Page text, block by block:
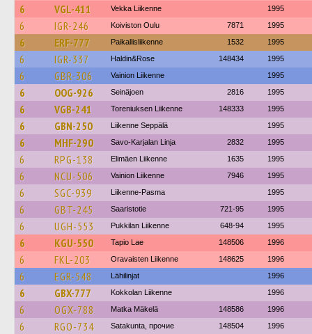
6 VGL-411 Vekka Liikenne 1995
6 IGR-246 Koiviston Oulu 7871 1995
6 ERF-777 Paikallisliikenne 1532 1995
6 IGR-337 Haldin&Rose 148434 1995
6 GBR-306 Vainion Liikenne 1995
6 OOG-926 Seinäjoen 2816 1995
6 VGB-241 Toreniuksen Liikenne 148333 1995
6 GBN-250 Liikenne Seppälä 1995
6 MHF-290 Savo-Karjalan Linja 2832 1995
6 RPG-138 Elimäen Liikenne 1635 1995
6 NCU-506 Vainion Liikenne 7946 1995
6 SGC-939 Liikenne-Pasma 1995
6 GBT-245 Saaristotie 721-95 1995
6 UGH-553 Pukkilan Liikenne 648-94 1995
6 KGU-550 Tapio Lae 148506 1996
6 FKL-203 Oravaisten Liikenne 148625 1996
6 EGR-548 Lähilinjat 1996
6 GBX-777 Kokkolan Liikenne 1996
6 OGX-788 Matka Mäkelä 148586 1996
6 RGO-734 Satakunta, прочие 148504 1996